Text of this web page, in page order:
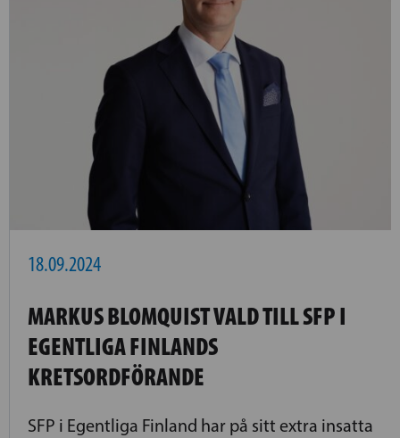
18.09.2024
MARKUS BLOMQUIST VALD TILL SFP I
EGENTLIGA FINLANDS
KRETSORDFÖRANDE
SFP i Egentliga Finland har på sitt extra insatta